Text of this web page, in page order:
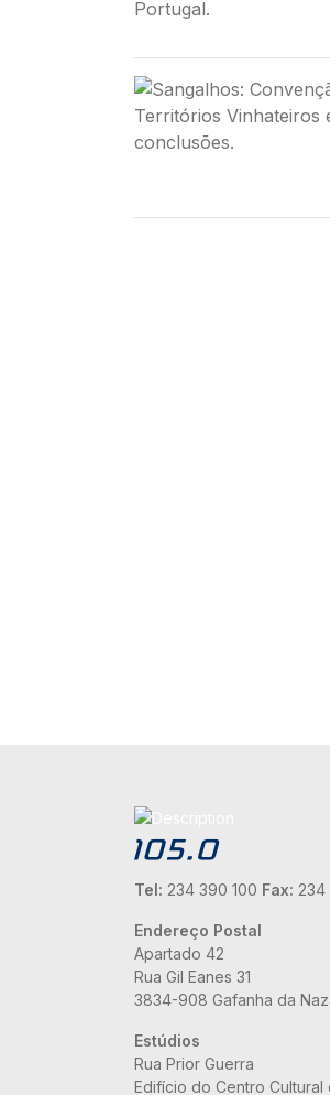
Imagem
Tel: 234 390 100 Fax: 234
Endereço Postal
Apartado 42
Rua Gil Eanes 31
3834-908 Gafanha da
Estúdios
Rua Prior Guerra
Edifício do Centro Cultural